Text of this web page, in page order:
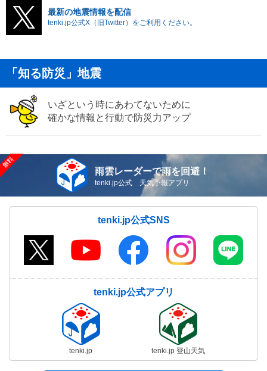
最新の地震情報を配信
tenki.jp公式X（旧Twitter）をご利用ください。
「知る防災」地震
いざという時にあわてないために
確かな情報と行動で防災力アップ
雨雲レーダーで雨を回避！
tenki.jp公式 天気予報アプリ
tenki.jp公式SNS
tenki.jp公式アプリ
tenki.jp tenki.jp 登山天気